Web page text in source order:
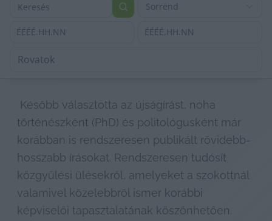
Sorrend
ÉÉÉÉ.HH.NN ÉÉÉÉ.HH.NN
történészként (PhD) és politológusként már
korábban is rendszeresen publikált rövidebb-
hosszabb írásokat. Rendszeresen tudósít
közgyűlési ülésekről, amelyeket a szokottnál
valamivel közelebbről ismer korábbi
képviselői tapasztalatának köszönhetően.